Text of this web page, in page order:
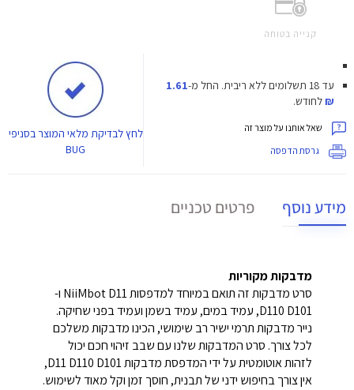
קנייה בטוחה
עד 18 תשלומים ללא ריבית. החל מ-1.61
₪לחודש.
שאל אותנו על מוצר זה
גרסת הדפסה
לחץלבדיקת מלאי המוצר בסניפי
BUG
מידע נוסף פרטים טכניים
מדבקות מקוריות
סרט מדבקות זה תואם במיוחד למדפסות NiiMbot D11 ו-
D110 D101, עמיד במים, עמיד בשמן ועמיד בפני שחיקה.
נייר מדבקות תרמי ישיר רב שימושי, הכינו מדבקות משלכם
לכל צורך. סרט המדבקות שלנו עם שבב זיהוי חכם יכול
לזהות אוטומטית על ידי המדפסת מדבקות D11 D110 D101,
אין צורך בחיפוש ידני של תבנית, חוסך זמן וקל מאוד לשימוש.